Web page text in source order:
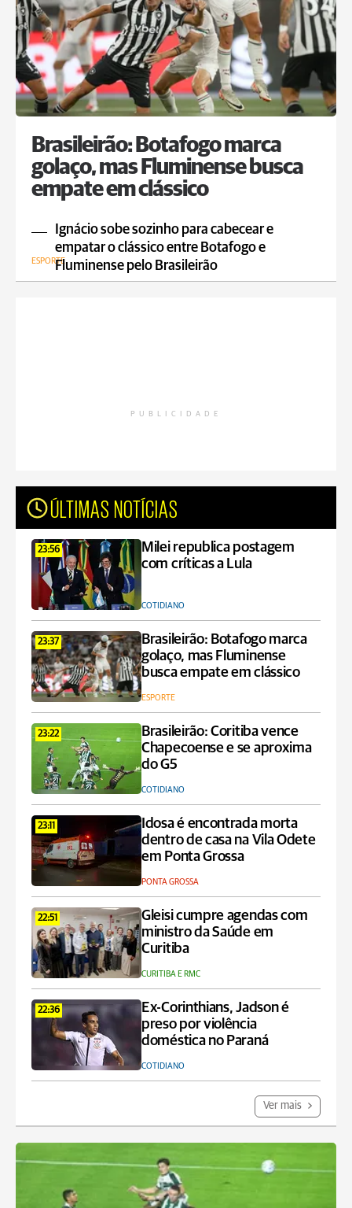
Brasileirão: Botafogo marca
golaço, mas Fluminense busca
empate em clássico
Ignácio sobe sozinho para cabecear e
empatar o clássico entre Botafogo e
Fluminense pelo Brasileirão
ESPORTE
PUBLICIDADE
ÚLTIMAS NOTÍCIAS
23:56
Milei republica postagem
com críticas a Lula
COTIDIANO
23:37
Brasileirão: Botafogo marca
golaço, mas Fluminense
busca empate em clássico
ESPORTE
23:22
Brasileirão: Coritiba vence
Chapecoense e se aproxima
do G5
COTIDIANO
23:11
Idosa é encontrada morta
dentro de casa na Vila Odete
em Ponta Grossa
PONTA GROSSA
22:51
Gleisi cumpre agendas com
ministro da Saúde em
Curitiba
CURITIBA E RMC
22:36
Ex-Corinthians, Jadson é
preso por violência
doméstica no Paraná
COTIDIANO
Ver mais